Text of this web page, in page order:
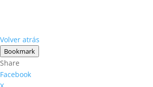
Volver atrás
Bookmark
Share
Facebook